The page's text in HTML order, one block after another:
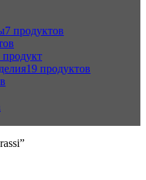
7 продуктов
продукт
19 продуктов